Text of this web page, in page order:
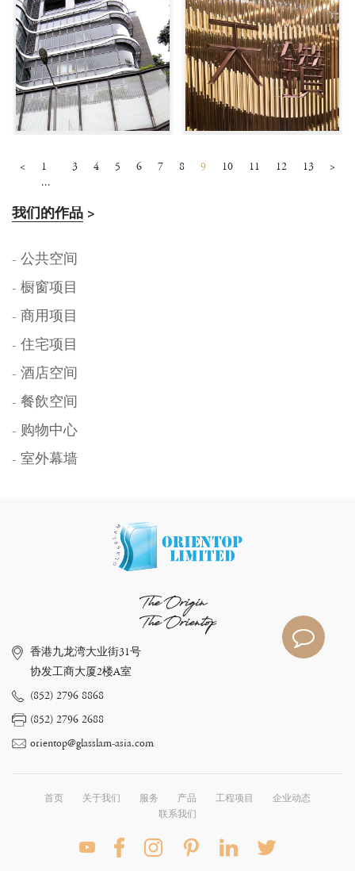
<
1
...
3 4 5 6 7 8 9 10 11 12 13 >
我们的作品 >
- 公共空间
- 橱窗项目
- 商用项目
- 住宅项目
- 酒店空间
- 餐飲空间
- 购物中心
- 室外幕墙
The Origin
The Orientop
香港九龙湾大业街31号
协发工商大厦2楼A室
(852) 2796 8868
(852) 2796 2688
orientop@glasslam-asia.com
首页 关于我们 服务 产品 工程项目
企业动态
联系我们